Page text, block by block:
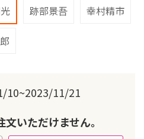
跡部景吾 幸村精市
10~2023/11/21
いただけません。